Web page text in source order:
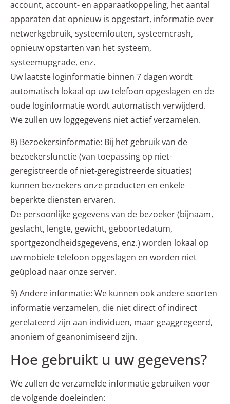
account, account- en apparaatkoppeling, het aantal
apparaten dat opnieuw is opgestart, informatie over
netwerkgebruik, systeemfouten, systeemcrash,
opnieuw opstarten van het systeem,
systeemupgrade, enz.
Uw laatste loginformatie binnen 7 dagen wordt
automatisch lokaal op uw telefoon opgeslagen en de
oude loginformatie wordt automatisch verwijderd.
We zullen uw loggegevens niet actief verzamelen.
8) Bezoekersinformatie: Bij het gebruik van de
bezoekersfunctie (van toepassing op niet-
geregistreerde of niet-geregistreerde situaties)
kunnen bezoekers onze producten en enkele
beperkte diensten ervaren.
De persoonlijke gegevens van de bezoeker (bijnaam,
geslacht, lengte, gewicht, geboortedatum,
sportgezondheidsgegevens, enz.) worden lokaal op
uw mobiele telefoon opgeslagen en worden niet
geüpload naar onze server.
9) Andere informatie: We kunnen ook andere soorten
informatie verzamelen, die niet direct of indirect
gerelateerd zijn aan individuen, maar geaggregeerd,
anoniem of geanonimiseerd zijn.
Hoe gebruikt u uw gegevens?
We zullen de verzamelde informatie gebruiken voor
de volgende doeleinden: